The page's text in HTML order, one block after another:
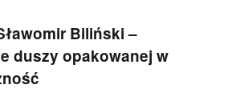
Białecki
–
Problem
cierpienia
Biliński –
duszy opakowanej w